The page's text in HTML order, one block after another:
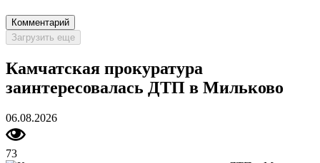
Комментарий
Загрузить еще
Камчатская прокуратура
заинтересовалась ДТП в Мильково
06.08.2026
73